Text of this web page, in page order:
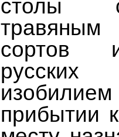
столы
сортов
прибытии